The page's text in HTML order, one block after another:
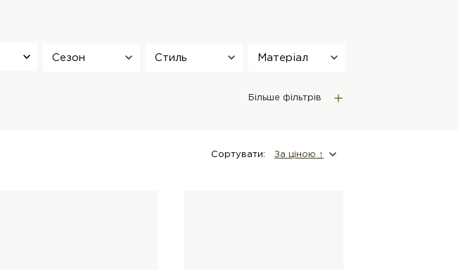
Сезон Стиль Матеріал
Більше фільтрів
Сортувати: За цiною ↑